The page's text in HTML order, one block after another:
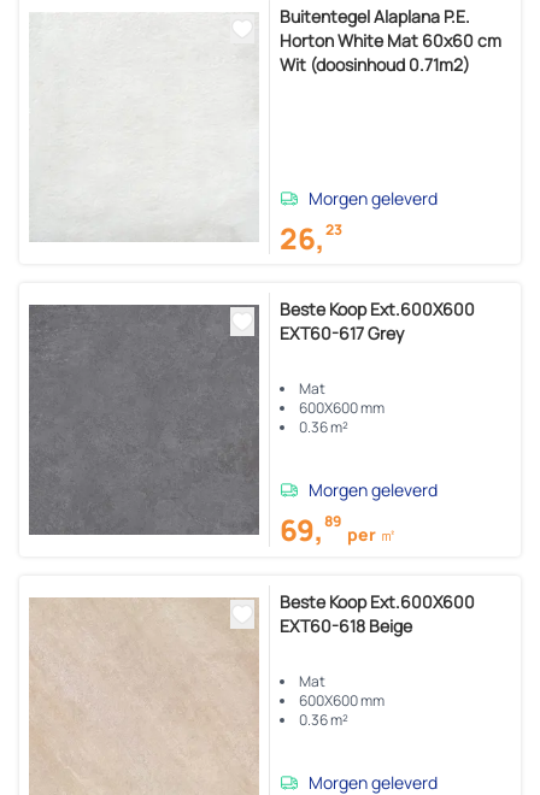
Buitentegel Alaplana P.E.
Horton White Mat 60x60 cm
Wit (doosinhoud 0.71m2)
Morgen geleverd
26,23
Beste Koop Ext.600X600
EXT60-617 Grey
Mat
600X600 mm
0.36 m²
Morgen geleverd
69,89
per ㎡
Beste Koop Ext.600X600
EXT60-618 Beige
Mat
600X600 mm
0.36 m²
Morgen geleverd